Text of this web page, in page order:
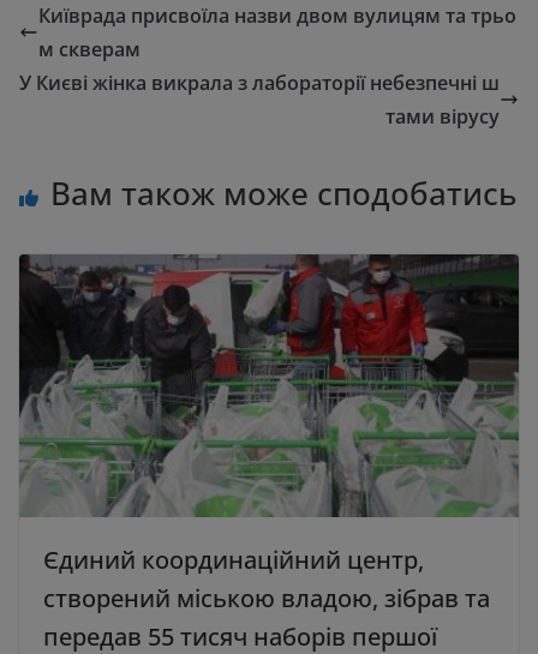
Київрада присвоїла назви двом вулицям та трьо
м скверам
У Києві жінка викрала з лабораторії небезпечні ш
тами вірусу
Вам також може сподобатись
Єдиний координаційний центр,
створений міською владою, зібрав та
передав 55 тисяч наборів першої